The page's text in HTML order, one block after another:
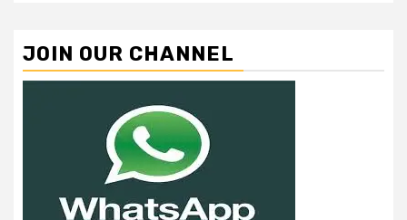
JOIN OUR CHANNEL